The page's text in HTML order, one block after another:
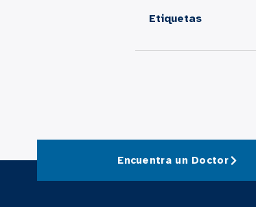
Etiquetas
Encuentra un Doctor